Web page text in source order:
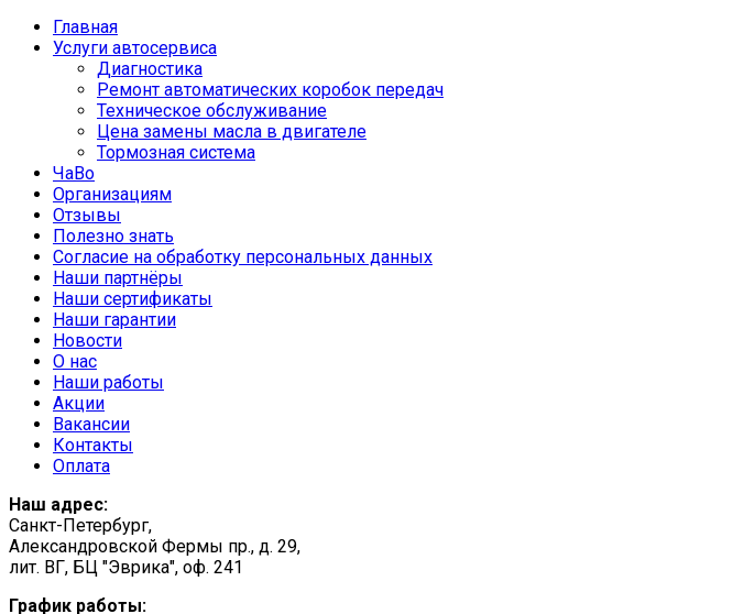
Главная
Услуги автосервиса
Диагностика
Ремонт автоматических коробок передач
Техническое обслуживание
Цена замены масла в двигателе
Тормозная система
ЧаВо
Организациям
Отзывы
Полезно знать
Согласие на обработку персональных данных
Наши партнёры
Наши сертификаты
Наши гарантии
Новости
О нас
Наши работы
Акции
Вакансии
Контакты
Оплата
Наш адрес:
Санкт-Петербург,
Александровской Фермы пр., д. 29,
лит. ВГ, БЦ "Эврика", оф. 241
График работы: